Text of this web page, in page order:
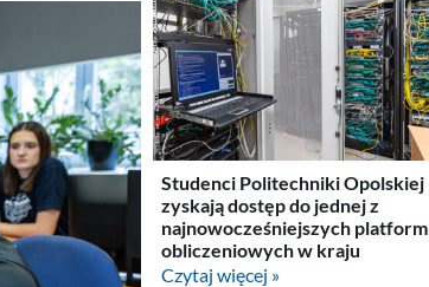
Studenci Politechniki Opolskiej
zyskają dostęp do jednej z
najnowocześniejszych platform
obliczeniowych w kraju
Czytaj więcej »